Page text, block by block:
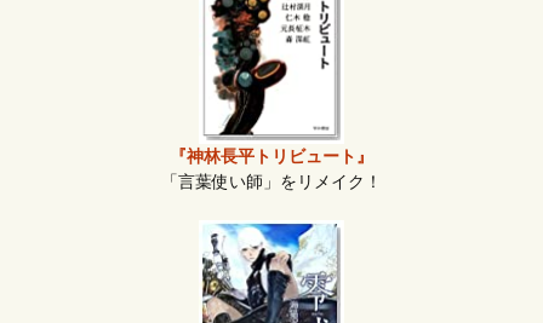
『神林長平トリビュート』
「言葉使い師」をリメイク！